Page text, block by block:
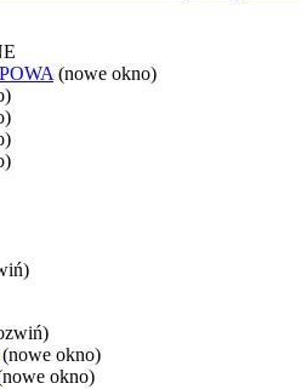
(nowe okno)
(nowe okno)
okno)